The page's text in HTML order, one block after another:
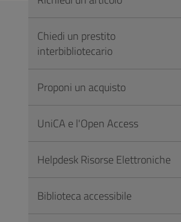
FooterChiedi un prestito
interbibliotecario
Proponi un acquisto
UniCA e l'Open Access
Helpdesk Risorse Elettroniche
Biblioteca accessibile